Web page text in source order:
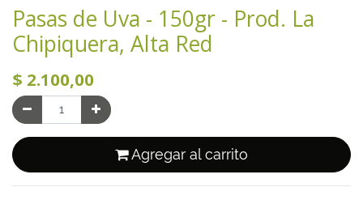
Pasas de Uva - 150gr - Prod. La
Chipiquera, Alta Red
$ 2.100,00
Agregar al carrito